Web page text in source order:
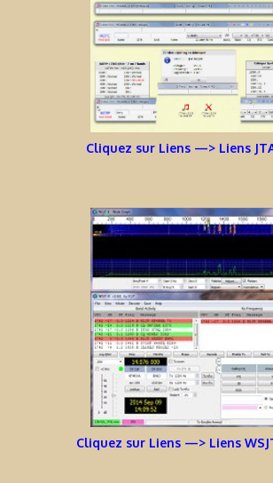
Cliquez sur Liens —> Liens
Cliquez sur Liens —> Liens